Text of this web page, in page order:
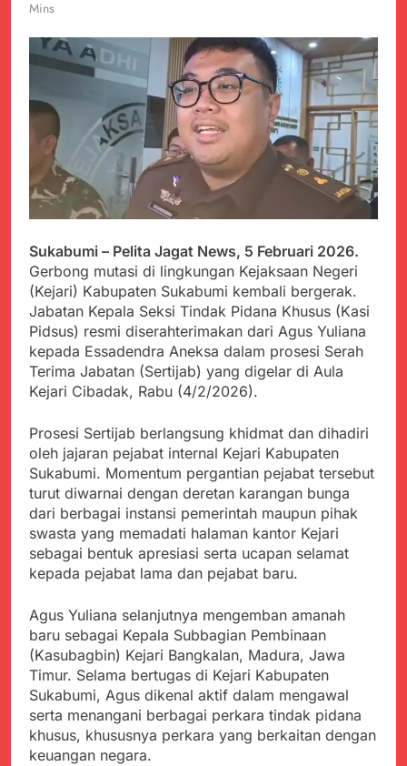
PENYELENGGARAAN
SANGAT BAIK
Terungkap Dalang
Pemasok BHP Alkes ke
Puskesmas-
Puskesmas se-
kabupaten Sukabumi
selama 7 Tahun.
Juli 22, 2024
Warga Tersenyum
Bahagia Saat Satgas
Yonif 310/KK Bagikan
Puluhan Pakaian
Juli 22, 2024
Diduga Kadinkes Kab.
Sukabumi terlibat
dalam pengadaan obat
akan kadaluarsa di
Juli 22, 2024
Menkes diharap sidak
ke Dinkes dan keseluruh
Puskesmas di Kab.
Sukabumi terkait
Dugaan beredar nya
Obat obatan Kadaluarsa
Juli 21, 2024
Polres Sumenep
Ungkap Kasus
Pencabulan Terhadap
Anak
Juli 21, 2024
Kisruh terkait Dugaan
Puskesmas beli obat
akan Kadaluarsa,Ketua
Komisi 4 DPRD
Angkat Bicara
Juli 21, 2024
Perindah Gereja,
Lakukan Pengecatan
Dan Pembenahan
Juli 21, 2024
Kadinkes kab. Sukabumi
Angkat Bicara Terkait
Dugaan pembelian obat
yang akan Kadaluarsa
oleh Puskesmas
Juli 21, 2024
Diduga Pembelian Obat
oleh Puskesmas di
Kab. Sukabumi yang
akan Kadaluarsa.
Juli 20, 2024
Tunjukan
Yonif 310/KK Berikan
Bantuan Duka Cita
Juli 20, 2024
Polda Jabar Beberkan
Perkembangan
Terbaru Kasus Dago
Elos
Juli 20, 2024
Kejaksaan Negeri Kab
Sukabumi didesak usut
Tuntas Dugaan
Juli 19, 2024
Mins
Sukabumi – Pelita Jagat News, 5 Februari 2026.
Gerbong mutasi di lingkungan Kejaksaan Negeri
(Kejari) Kabupaten Sukabumi kembali bergerak.
Jabatan Kepala Seksi Tindak Pidana Khusus (Kasi
Pidsus) resmi diserahterimakan dari Agus Yuliana
kepada Essadendra Aneksa dalam prosesi Serah
Terima Jabatan (Sertijab) yang digelar di Aula
Kejari Cibadak, Rabu (4/2/2026).
Prosesi Sertijab berlangsung khidmat dan dihadiri
oleh jajaran pejabat internal Kejari Kabupaten
Sukabumi. Momentum pergantian pejabat tersebut
turut diwarnai dengan deretan karangan bunga
dari berbagai instansi pemerintah maupun pihak
swasta yang memadati halaman kantor Kejari
sebagai bentuk apresiasi serta ucapan selamat
kepada pejabat lama dan pejabat baru.
Agus Yuliana selanjutnya mengemban amanah
baru sebagai Kepala Subbagian Pembinaan
(Kasubagbin) Kejari Bangkalan, Madura, Jawa
Timur. Selama bertugas di Kejari Kabupaten
Sukabumi, Agus dikenal aktif dalam mengawal
serta menangani berbagai perkara tindak pidana
khusus, khususnya perkara yang berkaitan dengan
keuangan negara.